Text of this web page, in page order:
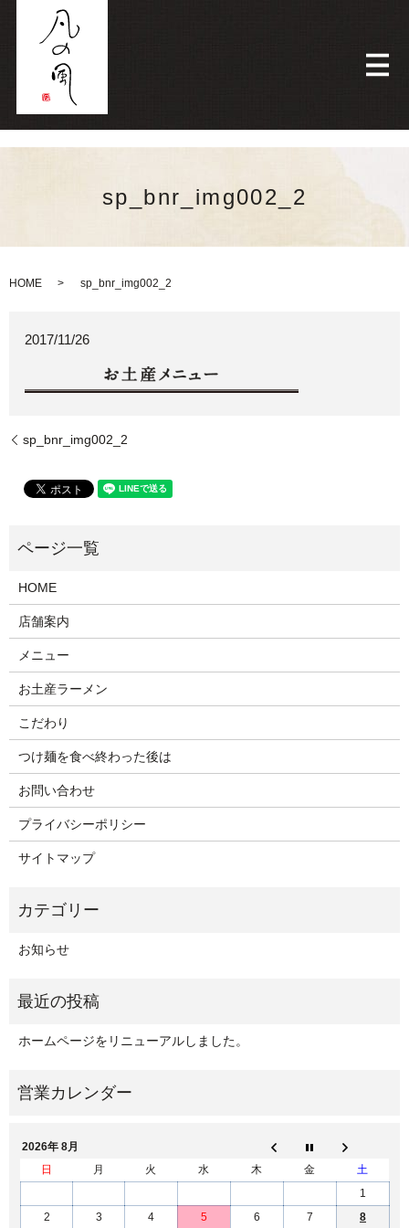
メ
sp_bnr_img002_2
HOME sp_bnr_img002_2
2017/11/26
sp_bnr_img002_2
HOME
店舗案内
メニュー
お土産ラーメン
こだわり
つけ麺を食べ終わった後は
お問い合わせ
プライバシーポリシー
サイトマップ
お知らせ
ホームページをリニューアルしました。
2026年 8月
日
月 火 水 木 金
土
1
2
3 4 5 6 7 8